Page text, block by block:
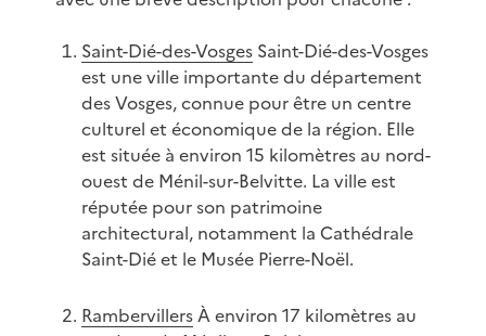
Saint-Dié-des-VosgesSaint-Dié-des-Vosges
est une ville importante du département
des Vosges, connue pour être un centre
culturel et économique de la région. Elle
est située à environ 15 kilomètres au nord-
ouest de Ménil-sur-Belvitte. La ville est
réputée pour son patrimoine
architectural, notamment la Cathédrale
Saint-Dié et le Musée Pierre-Noël.
RambervillersÀ environ 17 kilomètres au